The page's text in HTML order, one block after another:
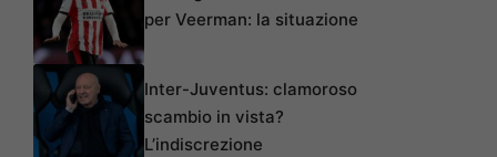
per Veerman: la situazione
Inter-Juventus: clamoroso
scambio in vista?
L’indiscrezione